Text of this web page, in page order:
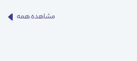
مشاهده همه